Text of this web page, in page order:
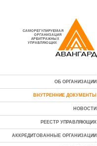
ОБ ОРГАНИЗАЦИИ
ВНУТРЕННИЕ ДОКУМЕНТЫ
НОВОСТИ
РЕЕСТР УПРАВЛЯЮЩИХ
АККРЕДИТОВАННЫЕ ОРГАНИЗАЦИИ